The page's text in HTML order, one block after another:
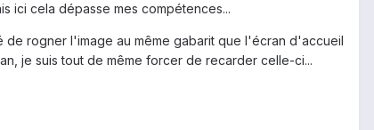
ici cela dépasse mes compétences...
de rogner l'image au même gabarit que l'écran d'accueil
je suis tout de même forcer de recarder celle-ci...